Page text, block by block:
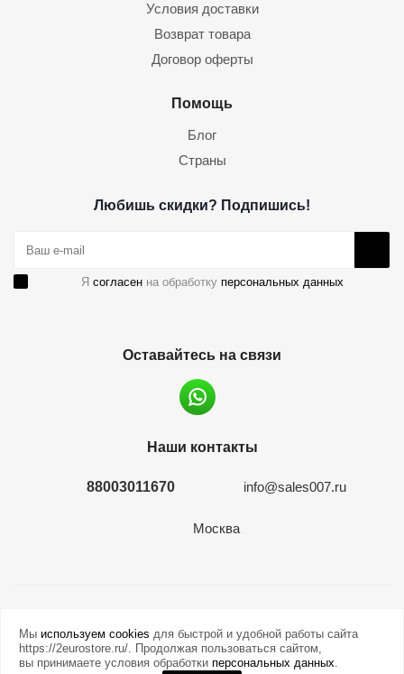
Условия доставки
Возврат товара
Договор оферты
Помощь
Блог
Страны
Любишь скидки? Подпишись!
Я согласен на обработку персональных данных
Оставайтесь на связи
Наши контакты
88003011670 info@sales007.ru
Москва
Мы используем cookies для быстрой и удобной работы сайта
https://2eurostore.ru/. Продолжая пользоваться сайтом,
вы принимаете условия обработки персональных данных.